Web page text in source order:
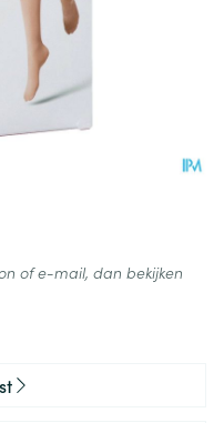
of e-mail, dan bekijken